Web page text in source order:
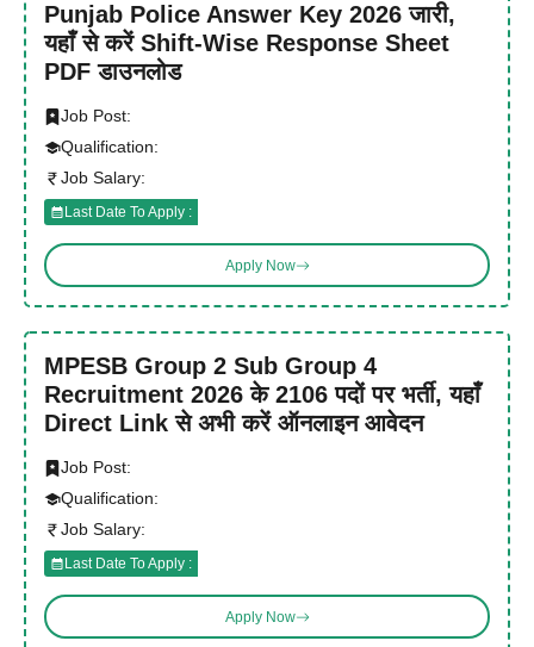
Punjab Police Answer Key 2026 जारी,
यहाँ से करें Shift-Wise Response Sheet
PDF डाउनलोड
Job Post:
Qualification:
Job Salary:
Last Date To Apply :
Apply Now
MPESB Group 2 Sub Group 4
Recruitment 2026 के 2106 पदों पर भर्ती, यहाँ
Direct Link से अभी करें ऑनलाइन आवेदन
Job Post:
Qualification:
Job Salary:
Last Date To Apply :
Apply Now